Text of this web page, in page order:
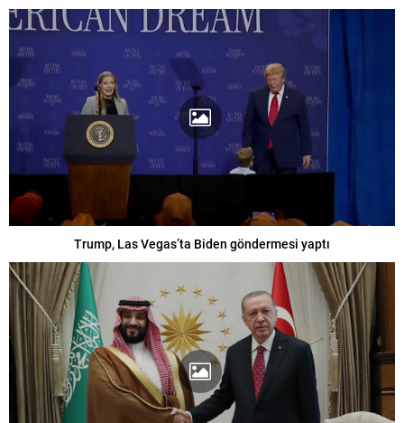
Trump, Las Vegas’ta Biden göndermesi yaptı